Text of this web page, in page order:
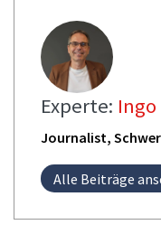
Experte:
Journalist,
Alle Beiträge